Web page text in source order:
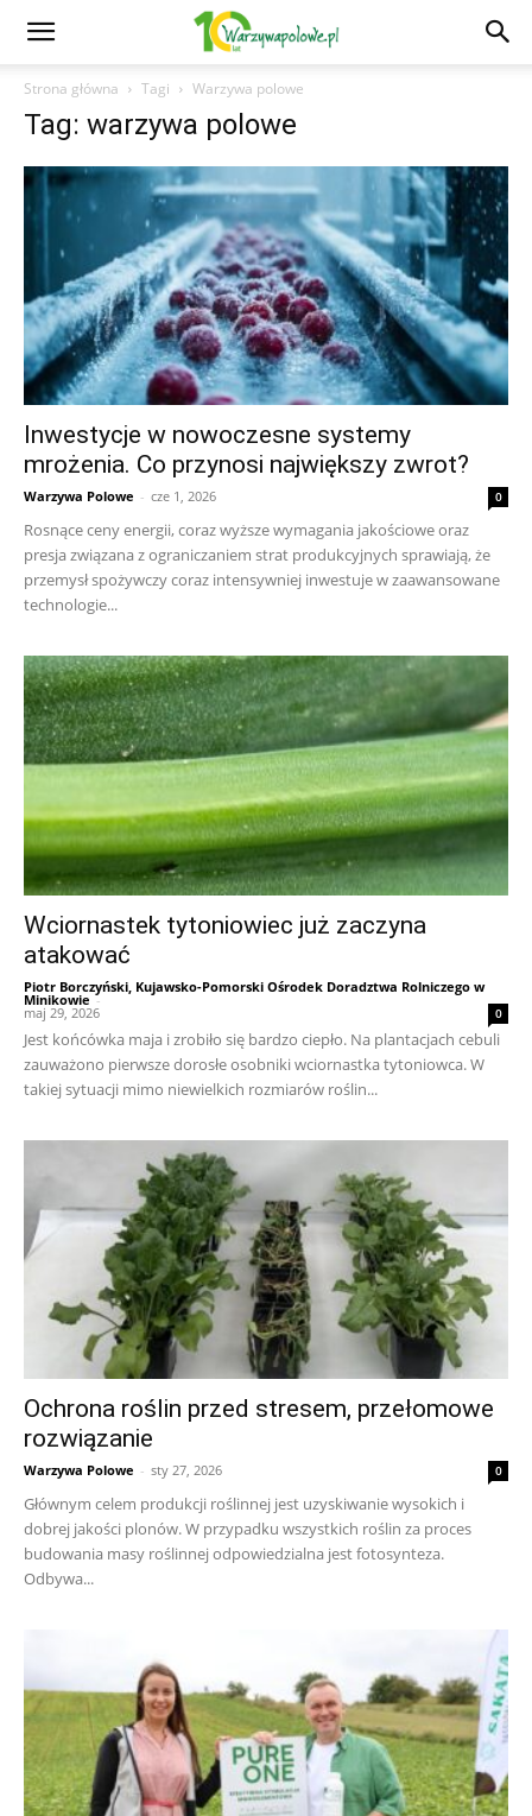
Strona główna Tagi Warzywa polowe
Tag: warzywa polowe
Inwestycje w nowoczesne systemy
mrożenia. Co przynosi największy zwrot?
Warzywa Polowe - cze 1, 2026 0
Rosnące ceny energii, coraz wyższe wymagania jakościowe oraz
presja związana z ograniczaniem strat produkcyjnych sprawiają, że
przemysł spożywczy coraz intensywniej inwestuje w zaawansowane
technologie...
Wciornastek tytoniowiec już zaczyna
atakować
Piotr Borczyński, Kujawsko-Pomorski Ośrodek Doradztwa Rolniczego w
Minikowie -
maj 29, 2026 0
Jest końcówka maja i zrobiło się bardzo ciepło. Na plantacjach cebuli
zauważono pierwsze dorosłe osobniki wciornastka tytoniowca. W
takiej sytuacji mimo niewielkich rozmiarów roślin...
Ochrona roślin przed stresem, przełomowe
rozwiązanie
Warzywa Polowe - sty 27, 2026 0
Głównym celem produkcji roślinnej jest uzyskiwanie wysokich i
dobrej jakości plonów. W przypadku wszystkich roślin za proces
budowania masy roślinnej odpowiedzialna jest fotosynteza.
Odbywa...